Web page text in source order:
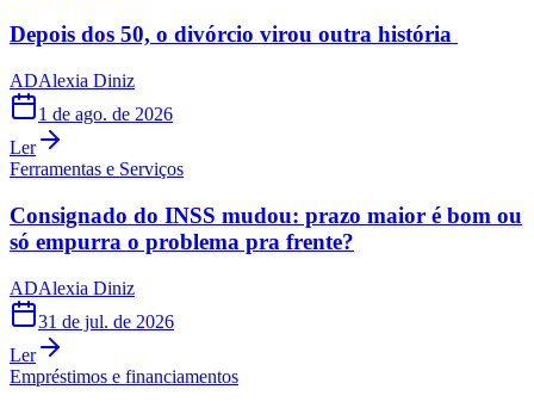
Depois dos 50, o divórcio virou outra história
ADAlexia Diniz
1 de ago. de 2026
Ler
Ferramentas e Serviços
Consignado do INSS mudou: prazo maior é bom ou
só empurra o problema pra frente?
ADAlexia Diniz
31 de jul. de 2026
Ler
Empréstimos e financiamentos